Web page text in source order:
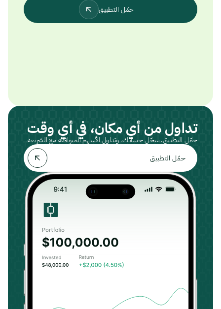
حمّل التطبيق
تداول من أي مكان، في أي وقت
حمّل التطبيق، سجّل حسابك، وتداول الأسهم المتوافقة مع الشريعة.
حمّل التطبيق